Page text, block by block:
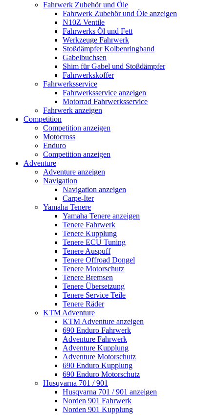
Fahrwerk Zubehör und Öle
Fahrwerk Zubehör und Öle anzeigen
N10Z Ventile
Fahrwerks Öl und Fett
Werkzeuge Fahrwerk
Stoßdämpfer Kolbenringband
Gabelbuchsen
Shim für Gabel und Stoßdämpfer
Fahrwerkskoffer
Fahrwerksservice
Fahrwerksservice anzeigen
Motorrad Fahrwerksservice
Fahrwerk anzeigen
Competition
Competition anzeigen
Motocross
Enduro
Competition anzeigen
Adventure
Adventure anzeigen
Navigation
Navigation anzeigen
Carpe-Iter
Yamaha Tenere
Yamaha Tenere anzeigen
Tenere Fahrwerk
Tenere Kupplung
Tenere ECU Tuning
Tenere Auspuff
Tenere Offroad Dongel
Tenere Motorschutz
Tenere Bremsen
Tenere Übersetzung
Tenere Service Teile
Tenere Räder
KTM Adventure
KTM Adventure anzeigen
690 Enduro Fahrwerk
Adventure Fahrwerk
Adventure Kupplung
Adventure Motorschutz
690 Enduro Kupplung
690 Enduro Motorschutz
Husqvarna 701 / 901
Husqvarna 701 / 901 anzeigen
Norden 901 Fahrwerk
Norden 901 Kupplung